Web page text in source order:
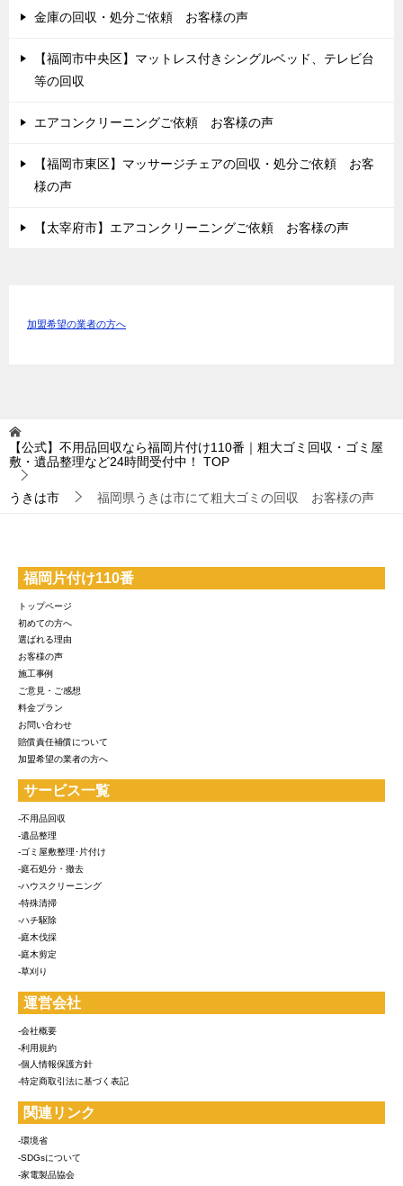
金庫の回収・処分ご依頼 お客様の声
【福岡市中央区】マットレス付きシングルベッド、テレビ台
等の回収
エアコンクリーニングご依頼 お客様の声
【福岡市東区】マッサージチェアの回収・処分ご依頼 お客
様の声
【太宰府市】エアコンクリーニングご依頼 お客様の声
加盟希望の業者の方へ
【公式】不用品回収なら福岡片付け110番｜粗大ゴミ回収・ゴミ屋
敷・遺品整理など24時間受付中！
TOP
うきは市 福岡県うきは市にて粗大ゴミの回収 お客様の声
福岡片付け110番
トップページ
初めての方へ
選ばれる理由
お客様の声
施工事例
ご意見・ご感想
料金プラン
お問い合わせ
賠償責任補償について
加盟希望の業者の方へ
サービス一覧
-不用品回収
-遺品整理
-ゴミ屋敷整理･片付け
-庭石処分・撤去
-ハウスクリーニング
-特殊清掃
-ハチ駆除
-庭木伐採
-庭木剪定
-草刈り
運営会社
-会社概要
-利用規約
-個人情報保護方針
-特定商取引法に基づく表記
関連リンク
-環境省
-SDGsについて
-家電製品協会